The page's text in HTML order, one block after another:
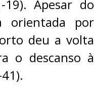
Apesar do
orientada por
deu a volta
o descanso à